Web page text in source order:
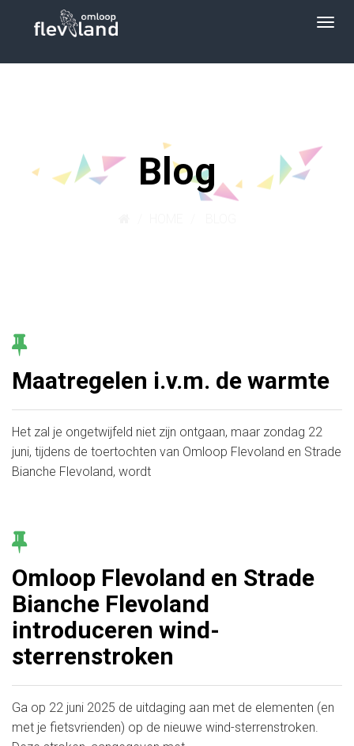
Blog
Maatregelen i.v.m. de warmte
Het zal je ongetwijfeld niet zijn ontgaan, maar zondag 22
juni, tijdens de toertochten van Omloop Flevoland en Strade
Bianche Flevoland, wordt
Omloop Flevoland en Strade
Bianche Flevoland
introduceren wind-
sterrenstroken
Ga op 22 juni 2025 de uitdaging aan met de elementen (en
met je fietsvrienden) op de nieuwe wind-sterrenstroken.